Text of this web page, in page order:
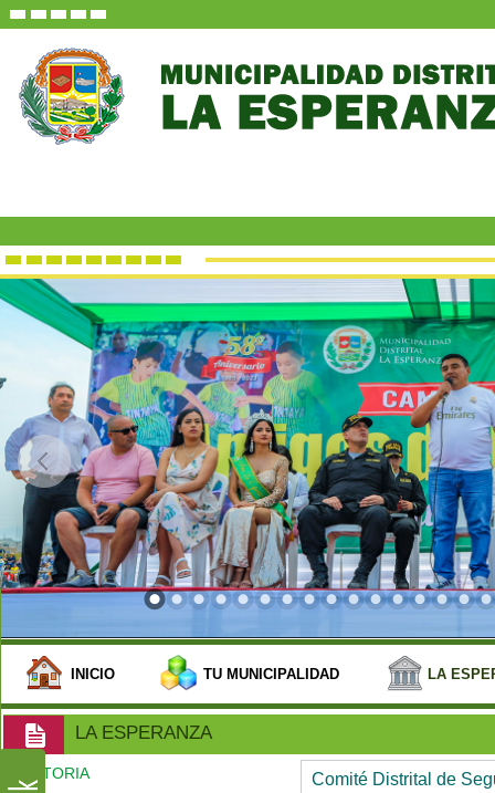
INICIO TU MUNICIPALIDAD LA
LA ESPERANZA
HISTORIA Comité Distrital de